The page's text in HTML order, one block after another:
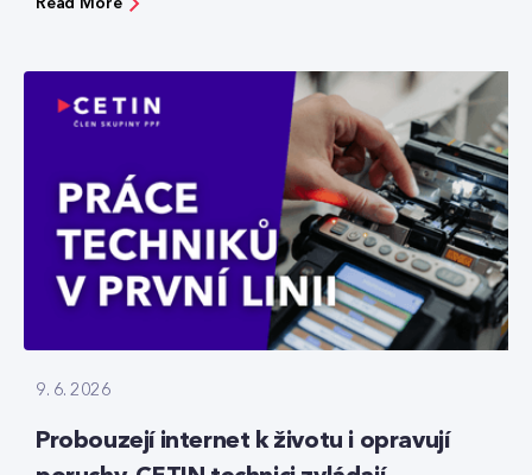
9. 6. 2026
Probouzejí internet k životu i opravují